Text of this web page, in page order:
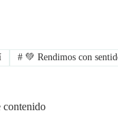
#💚 Rendimos con
contenido